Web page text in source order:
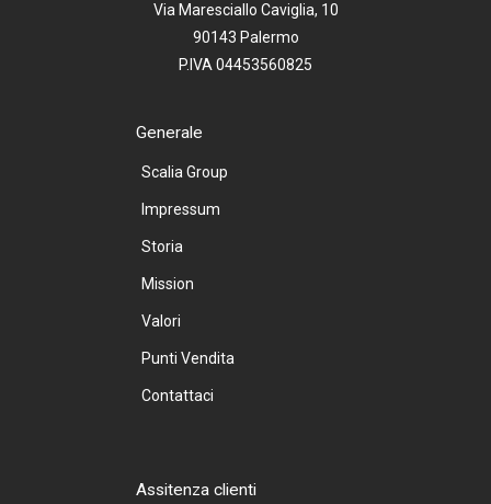
Via Maresciallo Caviglia, 10
90143 Palermo
P.IVA 04453560825
Generale
Scalia Group
Impressum
Storia
Mission
Valori
Punti Vendita
Contattaci
Assitenza clienti